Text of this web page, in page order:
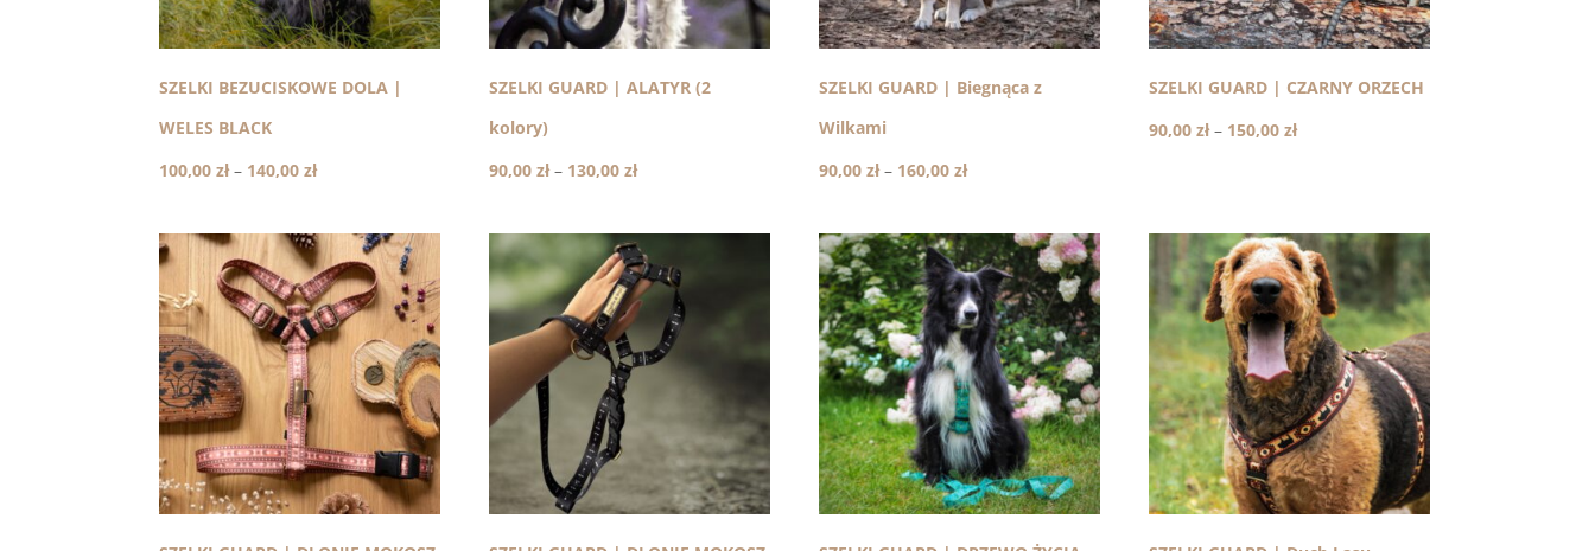
SZELKI BEZUCISKOWE DOLA |
WELES BLACK
100,00zł – 140,00złZakres
100,00 zł
do
140,00 zł
SZELKI GUARD | ALATYR (2
kolory)
90,00zł – 130,00złZakres
90,00 zł
do
130,00 zł
SZELKI GUARD | Biegnąca z
Wilkami
90,00zł – 160,00złZakres
90,00 zł
do
160,00 zł
SZELKI GUARD | CZARNY ORZECH
90,00zł – 150,00złZakres
do
150,00 zł